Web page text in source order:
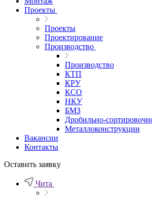
Проекты
Проекты
Проектирование
Производство
Производство
КТП
КРУ
КСО
НКУ
БМЗ
Дробильно-
Металлоконструкции
Вакансии
Контакты
Оставить заявку
Чита